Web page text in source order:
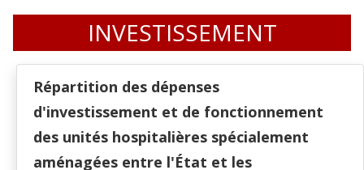
INVESTISSEMENT
Répartition des dépenses
d'investissement et de fonctionnement
des unités hospitalières spécialement
aménagées entre l'État et les